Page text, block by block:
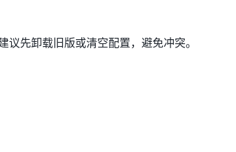
先卸载旧版或清空配置，避免冲突。